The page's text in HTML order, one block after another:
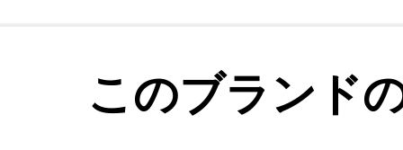
このブランド